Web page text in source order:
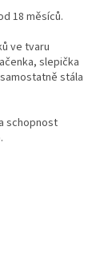
18 měsíců.
ve tvaru
slepička
stála
schopnost